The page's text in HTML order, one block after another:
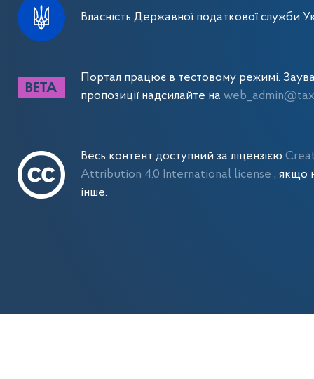
Власність Державної податкової служби
Портал працює в тестовому режимі.
пропозиції надсилайте на
Весь контент доступний за ліцензією
Attribution 4.0 International license , якщо
інше.